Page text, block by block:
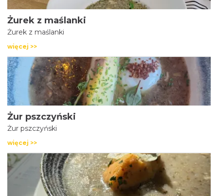
Żurek z maślanki
Żurek z maślanki
więcej >>
Żur pszczyński
Żur pszczyński
więcej >>